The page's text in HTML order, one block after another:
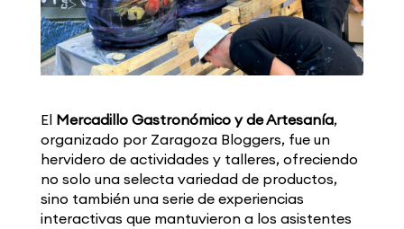
El Mercadillo Gastronómico y de Artesanía,
organizado por Zaragoza Bloggers, fue un
hervidero de actividades y talleres, ofreciendo
no solo una selecta variedad de productos,
sino también una serie de experiencias
interactivas que mantuvieron a los asistentes